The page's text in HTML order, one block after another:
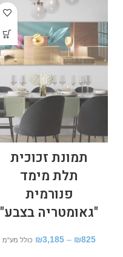
תמונת זכוכית
תלת מימד
פנורמית
"גאומטריה בצבע"
₪825
–
₪3,185 כולל מע"מ